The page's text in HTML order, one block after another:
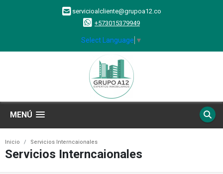
servicioalcliente@grupoa12.co
+573015379949
Select Language ▼
MENÚ
Inicio Servicios Interncaionales
Servicios Interncaionales